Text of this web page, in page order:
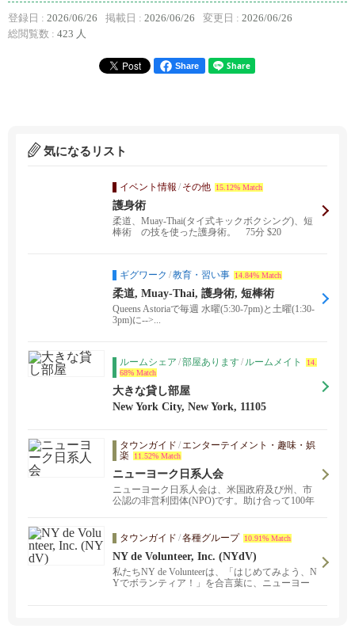
登録日 : 2026/06/26 掲載日 : 2026/06/26 変更日 : 2026/06/26
総閲覧数 : 423 人
Share
気になるリスト
イベント情報 / その他 15.12% Match
護身術
柔道、Muay-Thai(タイ式キックボクシング)、短
棒術 の技を使った護身術。 75分 $20
ギグワーク /教育・習い事 14.84% Match
柔道, Muay-Thai, 護身術, 短棒術
Queens Astoriaで毎週 水曜(5:30-7pm)と土曜(1:30-
3pm)に-->...
ルームシェア /部屋あります/ ルームメイト
14.
68% Match
大きな貸し部屋
New York City, New York, 11105
タウンガイド /エンターテイメント・趣味・娯
楽
11.52% Match
ニューヨーク日系人会
ニューヨーク日系人会は、米国政府及び州、市
公認の非営利団体(NPO)です。助け合って100年
コミュニティーのすべての年齢層のニーズにあ
った企画を展開して、コミュニティーの活性化
に努めています。
タウンガイド /各種グループ 10.91% Match
NY de Volunteer, Inc. (NYdV)
私たちNY de Volunteerは、「はじめてみよう、N
Yでボランティア！」を合言葉に、ニューヨー